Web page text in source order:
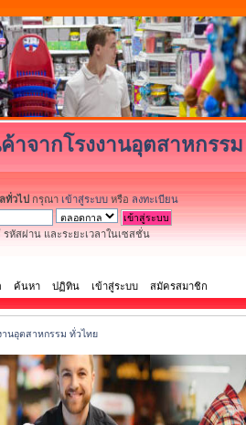
าจากโรงงานอุตสาหกรร
ทั่วไป กรุณา เข้าสู่ระบบ หรือ ลงทะเบียน
หัสผ่าน และระยะเวลาในเซสชั่น
ค้นหา ปฏิทิน เข้าสู่ระบบ สมัครสมาชิก
นอุตสาหกรรม ทั่วไทย